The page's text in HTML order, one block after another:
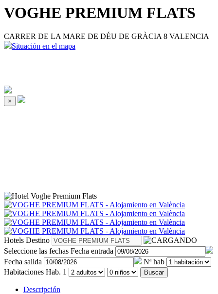
VOGHE PREMIUM FLATS
CARRER DE LA MARE DE DÉU DE GRÀCIA 8 VALENCIA
Situación en el mapa
×
Hotels Destino
Seleccione las fechas Fecha entrada
Fecha salida
Nª hab
Habitaciones Hab. 1 Buscar
Descripción